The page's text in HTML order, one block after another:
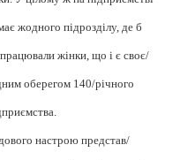
жодного підрозділу, де б
жінки, що і є своє/
оберегом 140/річного
настрою представ/